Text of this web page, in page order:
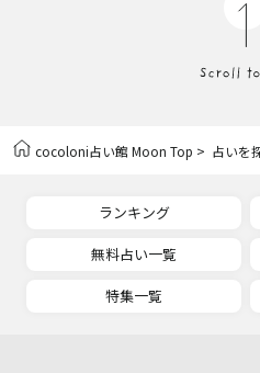
cocoloni占い館 Moon Top > 占いを
ランキング
無料占い一覧
特集一覧